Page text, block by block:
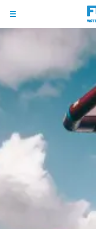
OÙ ET QUAND PARTIR ?
COACHINGS & CAMPS
À PROPOS
BON CADEAU
LE BLOG RIDER